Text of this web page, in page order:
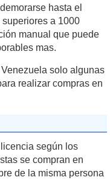
hasta el
a 1000
manual que puede
mas.
solo algunas
realizar compras en
según los
se compran en
de la misma persona